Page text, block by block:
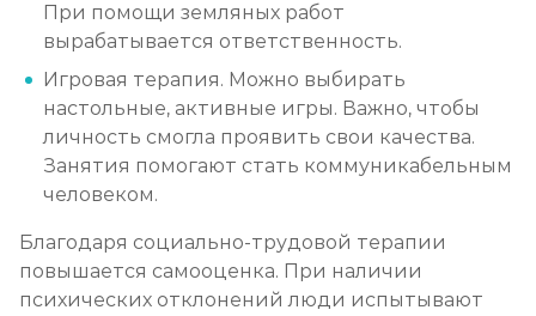
При помощи земляных работ
вырабатывается ответственность.
Игровая терапия. Можно выбирать
настольные, активные игры. Важно, чтобы
личность смогла проявить свои качества.
Занятия помогают стать коммуникабельным
человеком.
Благодаря социально-трудовой терапии
повышается самооценка. При наличии
психических отклонений люди испытывают